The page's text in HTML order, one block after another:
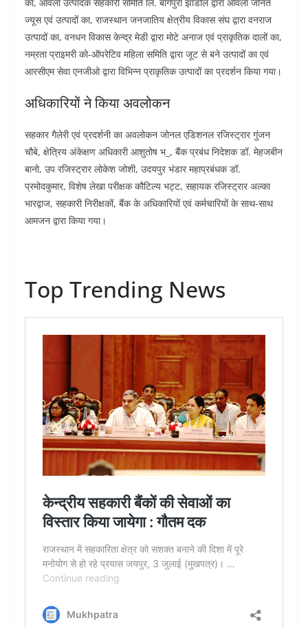
ज्यूस एवं उत्पादों का, राजस्थान जनजातिय क्षेत्रीय विकास संघ द्वारा वनराज
उत्पादों का, वनधन विकास केन्द्र मेडी द्वारा मोटे अनाज एवं प्राकृतिक दालों का,
नम्रता प्राइमरी को-ऑपरेटिव महिला समिति द्वारा जूट से बने उत्पादों का एवं
आरसीएम सेवा एनजीओ द्वारा विभिन्न प्राकृतिक उत्पादों का प्रदर्शन किया गया।
अधिकारियों ने किया अवलोकन
सहकार गैलेरी एवं प्रदर्शनी का अवलोकन जोनल एडिशनल रजिस्ट्रार गुंजन
चौबे, क्षेत्रिय अंकेक्षण अधिकारी आशुतोष भ_, बैंक प्रबंध निदेशक डॉ. मेहजबीन
बानो, उप रजिस्ट्रार लोकेश जोशी, उदयपुर भंडार महाप्रबंधक डॉ.
प्रमोदकुमार, विशेष लेखा परीक्षक कौटिल्य भट्ट, सहायक रजिस्ट्रार अल्का
भारद्वाज, सहकारी निरीक्षकों, बैंक के अधिकारियों एवं कर्मचारियों के साथ-साथ
आमजन द्वारा किया गया।
Top Trending News